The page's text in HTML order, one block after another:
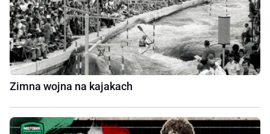
Zimna wojna na kajakach